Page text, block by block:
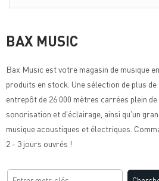
BAX MUSIC
Bax Music est votre magasin de musique
produits en stock. Une sélection de plus de
entrepôt de 26 000 mètres carrées plein
sonorisation et d'éclairage, ainsi qu'un
musique acoustiques et électriques.
2 - 3 jours ouvrés !